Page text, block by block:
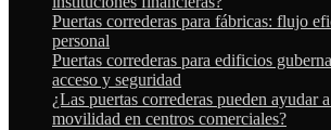
Puertas correderas para fábricas: flujo
personal
Puertas correderas para edificios
acceso y seguridad
¿Las puertas correderas pueden ayudar
movilidad en centros comerciales?